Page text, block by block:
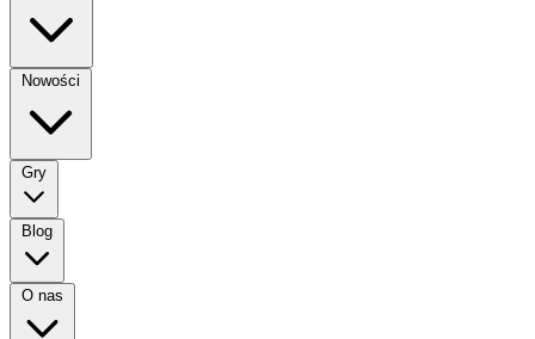
Nowości
Gry
Blog
O nas